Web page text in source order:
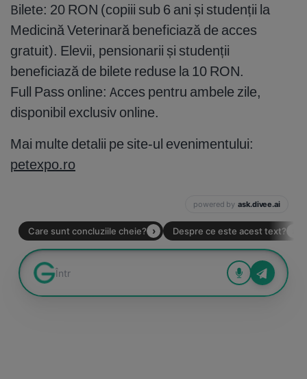
Bilete: 20 RON (copiii sub 6 ani și studenții la
Medicină Veterinară beneficiază de acces
gratuit). Elevii, pensionarii și studenții
beneficiază de bilete reduse la 10 RON.
Full Pass online: Acces pentru ambele zile,
disponibil exclusiv online.
Mai multe detalii pe site-ul evenimentului:
petexpo.ro